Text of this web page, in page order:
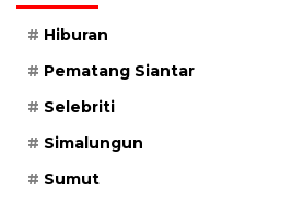
Hiburan
Pematang Siantar
Selebriti
Simalungun
Sumut